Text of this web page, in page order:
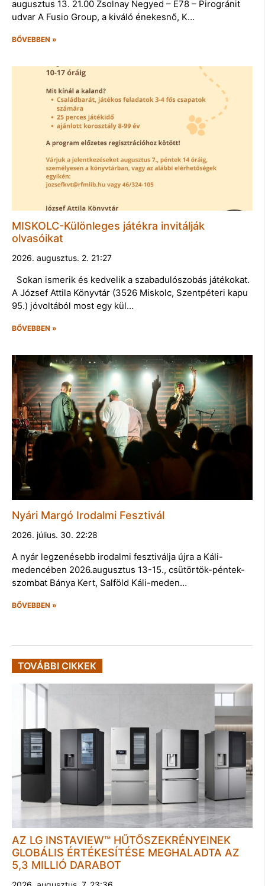
augusztus 13. 21.00 Zsolnay Negyed – E78 – Pirogránit
udvar A Fusio Group, a kiváló énekesnő, K…
BŐVEBBEN »
MISKOLC-Különleges játékra invitálják
olvasóikat
2026. augusztus. 2. 21:27
Sokan ismerik és kedvelik a szabadulószobás játékokat.
A József Attila Könyvtár (3526 Miskolc, Szentpéteri kapu
95.) jóvoltából most egy kül…
BŐVEBBEN »
Nyári Margó Irodalmi Fesztivál
2026. július. 30. 22:28
A nyár legzenésebb irodalmi fesztiválja újra a Káli-
medencében 2026.augusztus 13-15., csütörtök-péntek-
szombat Bánya Kert, Salföld Káli-meden…
BŐVEBBEN »
TOVÁBBI CIKKEK
AZ LG INSTAVIEW™ HŰTŐSZEKRÉNYEINEK
GLOBÁLIS ÉRTÉKESÍTÉSE MEGHALADTA AZ
5,3 MILLIÓ DARABOT